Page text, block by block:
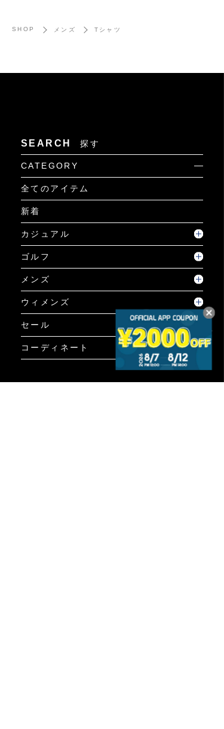
SHOP メンズ Tシャツ
SEARCH 探す
CATEGORY
全てのアイテム
新着
カジュアル
ゴルフ
メンズ
ウィメンズ
セール
コーディネート